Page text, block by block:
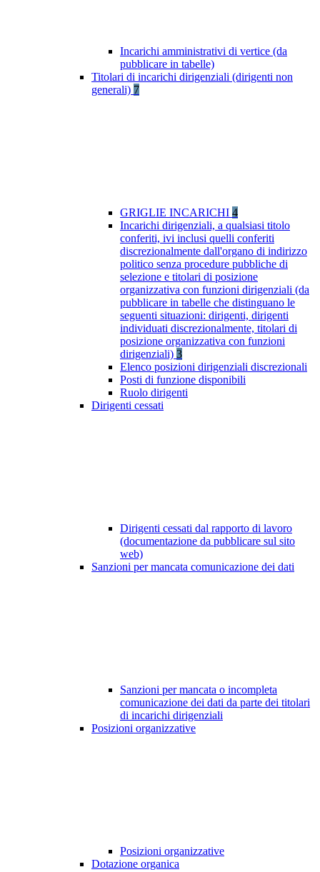
Incarichi amministrativi di vertice (da
pubblicare in tabelle)
Titolari di incarichi dirigenziali (dirigenti non
generali) 7
GRIGLIE INCARICHI 4
Incarichi dirigenziali, a qualsiasi titolo
conferiti, ivi inclusi quelli conferiti
discrezionalmente dall'organo di indirizzo
politico senza procedure pubbliche di
selezione e titolari di posizione
organizzativa con funzioni dirigenziali (da
pubblicare in tabelle che distinguano le
seguenti situazioni: dirigenti, dirigenti
individuati discrezionalmente, titolari di
posizione organizzativa con funzioni
dirigenziali) 3
Elenco posizioni dirigenziali discrezionali
Posti di funzione disponibili
Ruolo dirigenti
Dirigenti cessati
Dirigenti cessati dal rapporto di lavoro
(documentazione da pubblicare sul sito
web)
Sanzioni per mancata comunicazione dei dati
Sanzioni per mancata o incompleta
comunicazione dei dati da parte dei titolari
di incarichi dirigenziali
Posizioni organizzative
Posizioni organizzative
Dotazione organica